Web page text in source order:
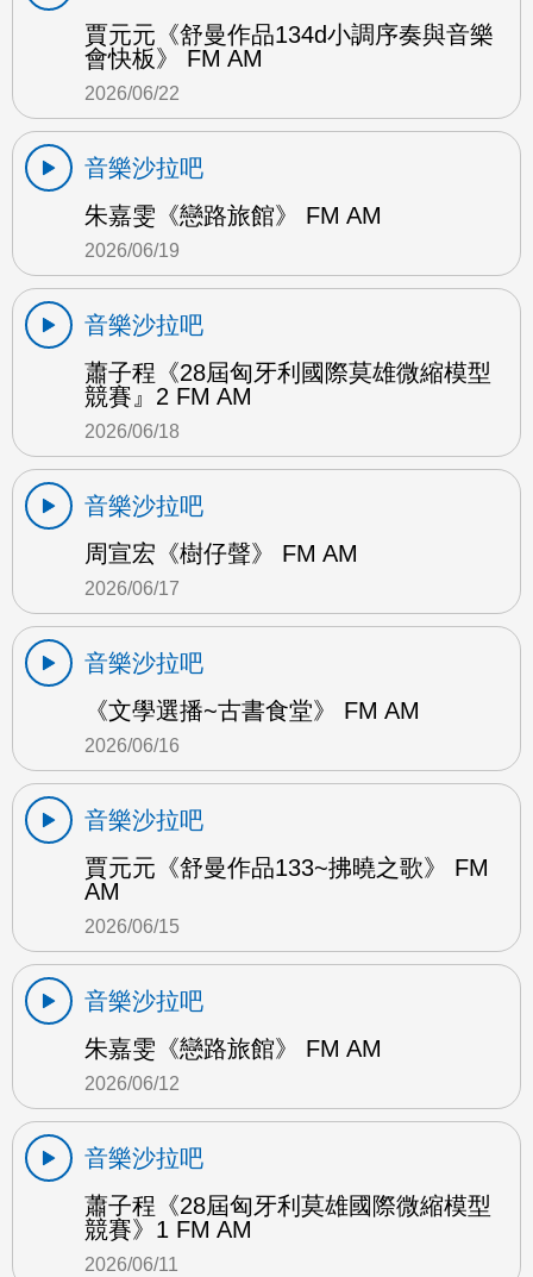
賈元元《舒曼作品134d小調序奏與音樂
會快板》 FM AM
2026/06/22
音樂沙拉吧
朱嘉雯《戀路旅館》 FM AM
2026/06/19
音樂沙拉吧
蕭子程《28屆匈牙利國際莫雄微縮模型
競賽』2 FM AM
2026/06/18
音樂沙拉吧
周宣宏《樹仔聲》 FM AM
2026/06/17
音樂沙拉吧
《文學選播~古書食堂》 FM AM
2026/06/16
音樂沙拉吧
賈元元《舒曼作品133~拂曉之歌》 FM
AM
2026/06/15
音樂沙拉吧
朱嘉雯《戀路旅館》 FM AM
2026/06/12
音樂沙拉吧
蕭子程《28屆匈牙利莫雄國際微縮模型
競賽》1 FM AM
2026/06/11